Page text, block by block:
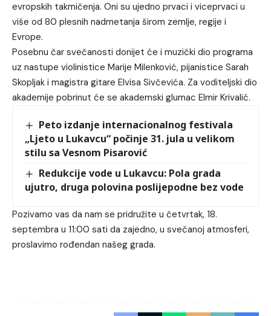
evropskih takmičenja. Oni su ujedno prvaci i viceprvaci u
više od 80 plesnih nadmetanja širom zemlje, regije i
Evrope.
Posebnu čar svečanosti donijet će i muzički dio programa
uz nastupe violinistice Marije Milenković, pijanistice Sarah
Skopljak i magistra gitare Elvisa Sivčevića. Za voditeljski dio
akademije pobrinut će se akademski glumac Elmir Krivalić.
Peto izdanje internacionalnog festivala
„Ljeto u Lukavcu“ počinje 31. jula u velikom
stilu sa Vesnom Pisarović
Redukcije vode u Lukavcu: Pola grada
ujutro, druga polovina poslijepodne bez vode
Pozivamo vas da nam se pridružite u četvrtak, 18.
septembra u 11:00 sati da zajedno, u svečanoj atmosferi,
proslavimo rođendan našeg grada.